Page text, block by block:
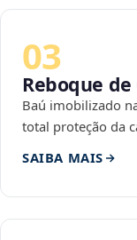
03
Reboque
Baú imobilizado
total proteção da
SAIBA MAIS